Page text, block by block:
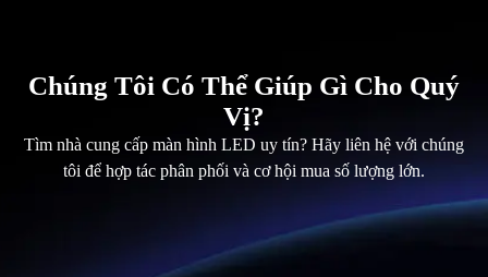
Chúng Tôi Có Thể Giúp Gì Cho Quý
Vị?
Tìm nhà cung cấp màn hình LED uy tín? Hãy liên hệ với chúng
tôi để hợp tác phân phối và cơ hội mua số lượng lớn.